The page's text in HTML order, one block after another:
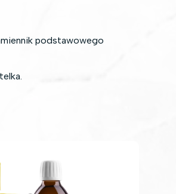
podstawowego